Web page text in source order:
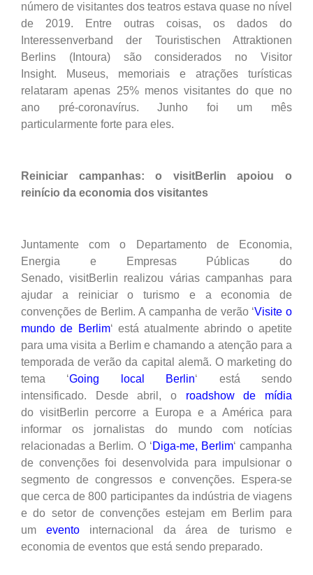
número de visitantes dos teatros estava quase no nível
de 2019. Entre outras coisas, os dados do
Interessenverband der Touristischen Attraktionen
Berlins (Intoura) são considerados no Visitor
Insight. Museus, memoriais e atrações turísticas
relataram apenas 25% menos visitantes do que no
ano pré-coronavírus. Junho foi um mês
particularmente forte para eles.
Reiniciar campanhas:o visitBerlin apoiou o
reinício da economia dos visitantes
Juntamente com o Departamento de Economia,
Energia e Empresas Públicas do
Senado, visitBerlin realizou várias campanhas para
ajudar a reiniciar o turismo e a economia de
convenções de Berlim. A campanha de verão ‘Visite o
mundo de Berlim‘ está atualmente abrindo o apetite
para uma visita a Berlim e chamando a atenção para a
temporada de verão da capital alemã. O marketing do
tema ‘Going local Berlin‘ está sendo
intensificado. Desde abril, o roadshow de mídia
do visitBerlin percorre a Europa e a América para
informar os jornalistas do mundo com notícias
relacionadas a Berlim. O ‘Diga-me, Berlim‘ campanha
de convenções foi desenvolvida para impulsionar o
segmento de congressos e convenções.
Espera-se
que cerca de 800 participantes da indústria de viagens
e do setor de convenções estejam em Berlim para
um eventointernacional da área de turismo e
economia de eventos que está sendo preparado.